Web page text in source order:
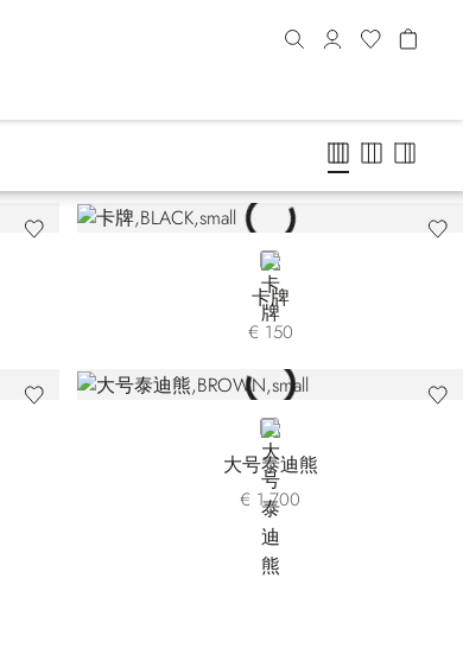
BLACK
卡牌
€ 150
BROWN
大号泰迪熊
€ 1.700